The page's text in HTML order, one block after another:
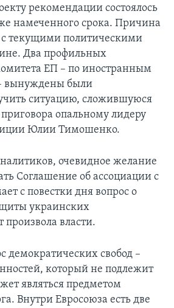
рекомендации состоялось
намеченного срока. Причина
с текущими политическими
Два профильных
ЕП – по иностранным
вынуждены были
ситуацию, сложившуюся
опальному лидеру
Юлии Тимошенко.
очевидное желание
Соглашение об ассоциации с
с повестки дня вопрос о
украинских
произвола власти.
демократических свобод –
который не подлежит
являться предметом
Внутри Евросоюза есть две